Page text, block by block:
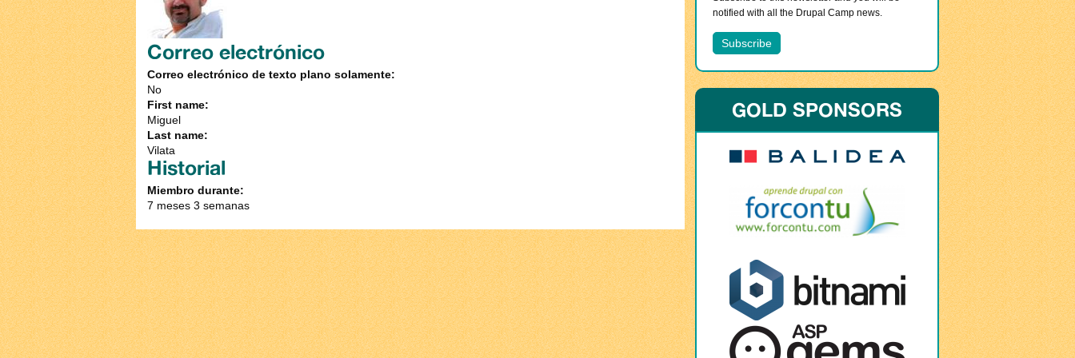
Correo electrónico
Correo electrónico de texto plano solamente:
No
First name:
Miguel
Last name:
Vilata
Historial
Miembro durante:
7 meses 3 semanas
notified with all the Drupal Camp news.
GOLD SPONSORS